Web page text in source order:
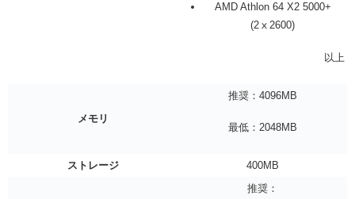
AMD Athlon 64 X2 5000+
(2ⅹ2600)
以上
メモリ
推奨：4096MB
最低：2048MB
ストレージ 400MB
推奨：